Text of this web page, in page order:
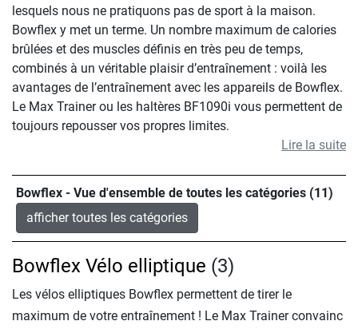
lesquels nous ne pratiquons pas de sport à la maison.
Bowflex y met un terme. Un nombre maximum de calories
brûlées et des muscles définis en très peu de temps,
combinés à un véritable plaisir d’entraînement : voilà les
avantages de l’entraînement avec les appareils de Bowflex.
Le Max Trainer ou les haltères BF1090i vous permettent de
toujours repousser vos propres limites.
Lire la suite
Bowflex - Vue d'ensemble de toutes les catégories (11)
afficher toutes les catégories
Bowflex Vélo elliptique (3)
Les vélos elliptiques Bowflex permettent de tirer le
maximum de votre entraînement ! Le Max Trainer convainc